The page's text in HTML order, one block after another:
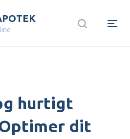
hurtigt
dit